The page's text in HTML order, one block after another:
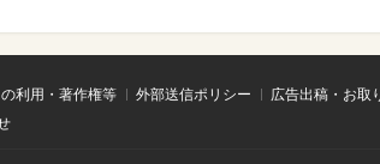
利用・著作権等 外部送信ポリシー
広告出稿・お取